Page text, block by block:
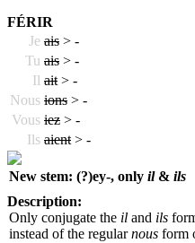
FÉRIR
Je ais > -
Tu ais > -
Il ait > -
Nous ions > -
Vous iez > -
Ils aient > -
New stem: (?)ey-, only il& ils
Description:
Only conjugate the il and ils
instead of the regularnous form